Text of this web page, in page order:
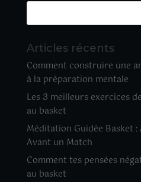
Articles récents
Comment construire une
à la préparation mentale
Les 3 meilleurs exercices
au basket
Méditation Guidée Basket :
Avant un Match
Comment tes pensées
au basket